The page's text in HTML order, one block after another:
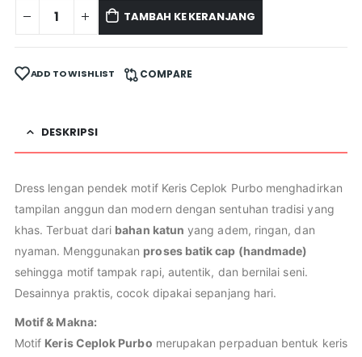
TAMBAH KE KERANJANG
ADD TO WISHLIST COMPARE
DESKRIPSI
Dress lengan pendek motif Keris Ceplok Purbo menghadirkan
tampilan anggun dan modern dengan sentuhan tradisi yang
khas. Terbuat dari bahan katun yang adem, ringan, dan
nyaman. Menggunakan proses batik cap (handmade)
sehingga motif tampak rapi, autentik, dan bernilai seni.
Desainnya praktis, cocok dipakai sepanjang hari.
Motif & Makna:
Motif Keris Ceplok Purbo merupakan perpaduan bentuk keris